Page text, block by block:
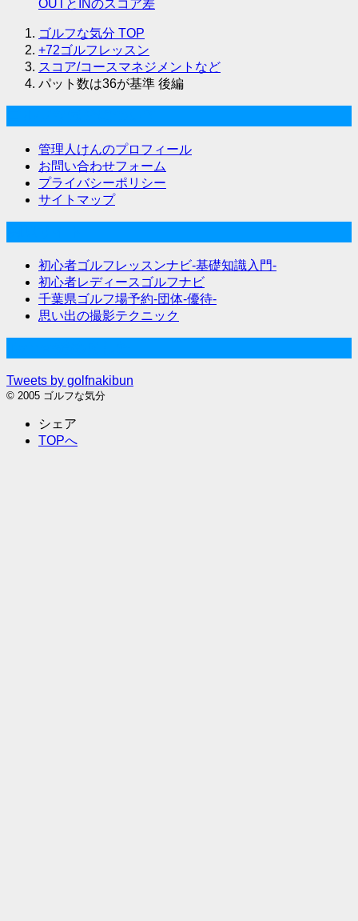
OUTとINのスコア差
ゴルフな気分 TOP
+72ゴルフレッスン
スコア/コースマネジメントなど
パット数は36が基準 後編
管理人けんのプロフィール
お問い合わせフォーム
プライバシーポリシー
サイトマップ
初心者ゴルフレッスンナビ-基礎知識入門-
初心者レディースゴルフナビ
千葉県ゴルフ場予約-団体-優待-
思い出の撮影テクニック
Tweets by golfnakibun
© 2005 ゴルフな気分
シェア
TOPへ